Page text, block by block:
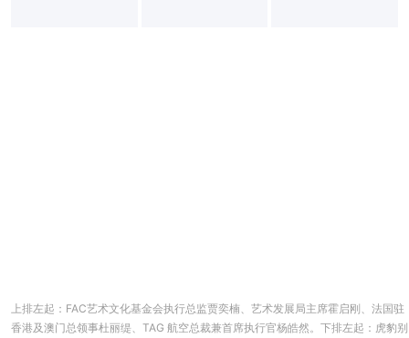
上排左起：FAC艺术文化基金会执行总监贾奕楠、艺术发展局主席霍启刚、法国驻
香港及澳门总领事杜丽缇、TAG 航空总裁兼首席执行官杨皓然。下排左起：虎豹别